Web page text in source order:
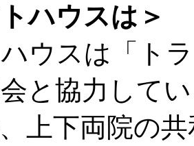
ハウスは＞
ウスは「ト
と協力して
上下両院の